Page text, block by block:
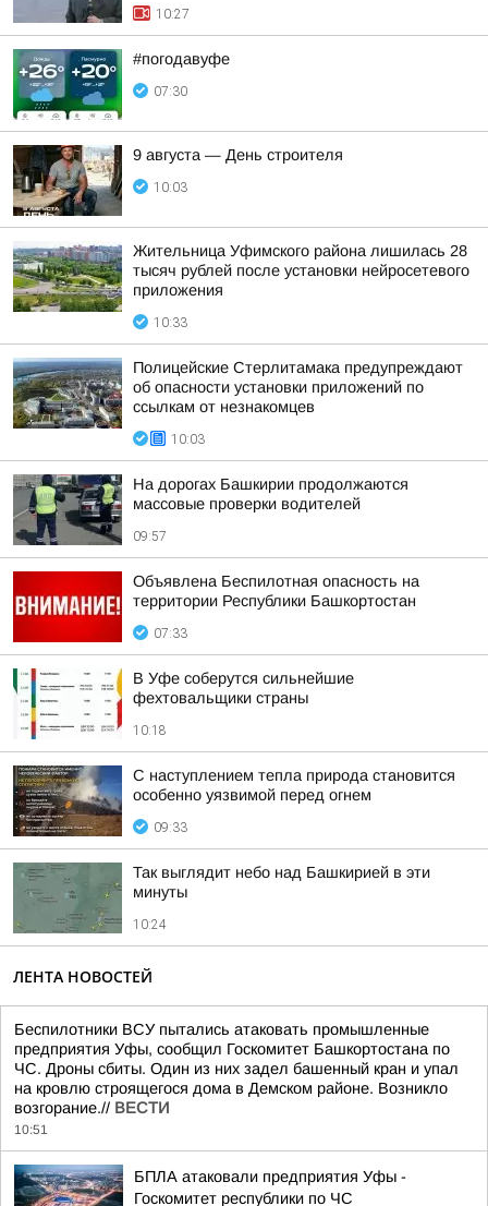
10:27
#погодавуфе
07:30
9 августа — День строителя
10:03
Жительница Уфимского района лишилась 28
тысяч рублей после установки нейросетевого
приложения
10:33
Полицейские Стерлитамака предупреждают
об опасности установки приложений по
ссылкам от незнакомцев
10:03
На дорогах Башкирии продолжаются
массовые проверки водителей
09:57
Объявлена Беспилотная опасность на
территории Республики Башкортостан
07:33
В Уфе соберутся сильнейшие
фехтовальщики страны
10:18
С наступлением тепла природа становится
особенно уязвимой перед огнем
09:33
Так выглядит небо над Башкирией в эти
минуты
10:24
ЛЕНТА НОВОСТЕЙ
Беспилотники ВСУ пытались атаковать промышленные
предприятия Уфы, сообщил Госкомитет Башкортостана по
ЧС. Дроны сбиты. Один из них задел башенный кран и упал
на кровлю строящегося дома в Демском районе. Возникло
возгорание.// ВЕСТИ
10:51
БПЛА атаковали предприятия Уфы -
Госкомитет республики по ЧС